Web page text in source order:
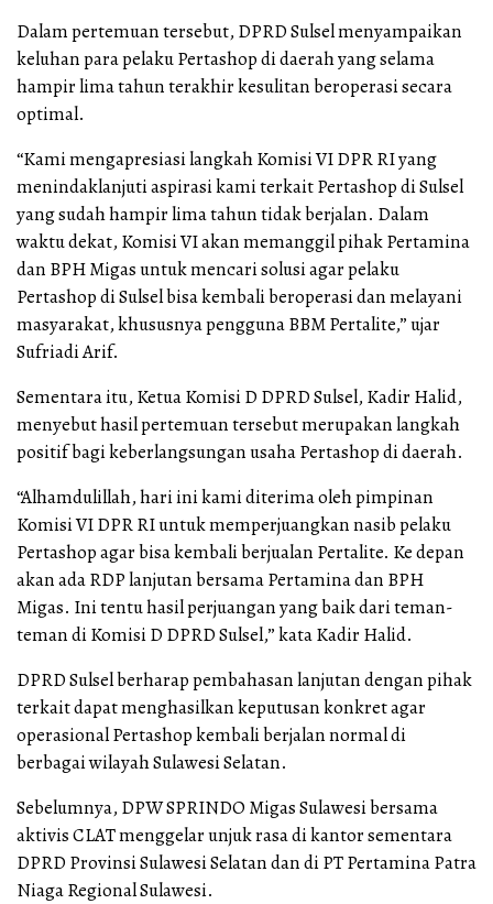
Dalam pertemuan tersebut, DPRD Sulsel menyampaikan
keluhan para pelaku Pertashop di daerah yang selama
hampir lima tahun terakhir kesulitan beroperasi secara
optimal.
“Kami mengapresiasi langkah Komisi VI DPR RI yang
menindaklanjuti aspirasi kami terkait Pertashop di Sulsel
yang sudah hampir lima tahun tidak berjalan. Dalam
waktu dekat, Komisi VI akan memanggil pihak Pertamina
dan BPH Migas untuk mencari solusi agar pelaku
Pertashop di Sulsel bisa kembali beroperasi dan melayani
masyarakat, khususnya pengguna BBM Pertalite,” ujar
Sufriadi Arif.
Sementara itu, Ketua Komisi D DPRD Sulsel, Kadir Halid,
menyebut hasil pertemuan tersebut merupakan langkah
positif bagi keberlangsungan usaha Pertashop di daerah.
“Alhamdulillah, hari ini kami diterima oleh pimpinan
Komisi VI DPR RI untuk memperjuangkan nasib pelaku
Pertashop agar bisa kembali berjualan Pertalite. Ke depan
akan ada RDP lanjutan bersama Pertamina dan BPH
Migas. Ini tentu hasil perjuangan yang baik dari teman-
teman di Komisi D DPRD Sulsel,” kata Kadir Halid.
DPRD Sulsel berharap pembahasan lanjutan dengan pihak
terkait dapat menghasilkan keputusan konkret agar
operasional Pertashop kembali berjalan normal di
berbagai wilayah Sulawesi Selatan.
Sebelumnya, DPW SPRINDO Migas Sulawesi bersama
aktivis CLAT menggelar unjuk rasa di kantor sementara
DPRD Provinsi Sulawesi Selatan dan di PT Pertamina Patra
Niaga Regional Sulawesi.